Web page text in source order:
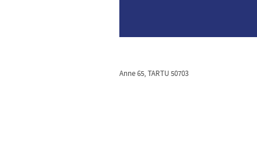
Anne 65, TARTU 50703